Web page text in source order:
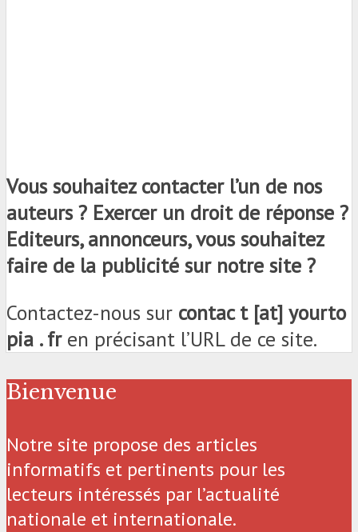
Vous souhaitez contacter l’un de nos
auteurs ? Exercer un droit de réponse ?
Editeurs, annonceurs, vous souhaitez
faire de la publicité sur notre site ?
Contactez-nous sur contac t [at] yourto
pia . fren précisant l’URL de ce site.
Bienvenue
Notre site propose des articles
informatifs et pertinents pour les
lecteurs intéressés par l’actualité
nationale et internationale.